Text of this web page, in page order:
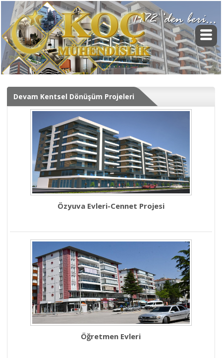
Devam Kentsel Dönüşüm Projeleri
Özyuva Evleri-Cennet Projesi
Öğretmen Evleri